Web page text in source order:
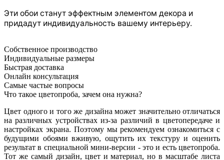
Эти обои станут эффектным элементом декора и
придадут индивидуальность вашему интерьеру.
Собственное производство
Индивидуальные размеры
Быстрая доставка
Онлайн консультация
Самые частые вопросы
Что такое цветопроба, зачем она нужна?
Цвет одного и того же дизайна может значительно отличаться
на различных устройствах из-за различий в цветопередаче и
настройках экрана. Поэтому мы рекомендуем ознакомиться с
будущими обоями вживую, ощутить их текстуру и оценить
результат в специальной мини-версии - это и есть цветопроба.
Тот же самый дизайн, цвет и материал, но в масштабе листа